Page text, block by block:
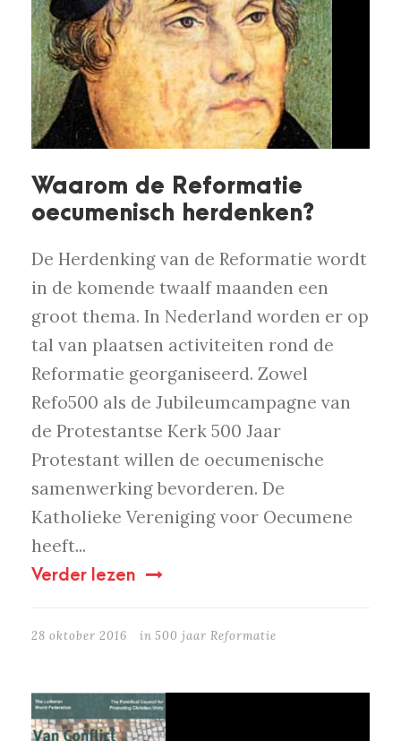
Waarom de Reformatie
oecumenisch herdenken?
De Herdenking van de Reformatie wordt
in de komende twaalf maanden een
groot thema. In Nederland worden er op
tal van plaatsen activiteiten rond de
Reformatie georganiseerd. Zowel
Refo500 als de Jubileumcampagne van
de Protestantse Kerk 500 Jaar
Protestant willen de oecumenische
samenwerking bevorderen. De
Katholieke Vereniging voor Oecumene
heeft...
Verder lezen
28 oktober 2016 in 500 jaar Reformatie